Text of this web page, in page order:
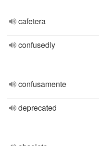
cafetera
confusedly
confusamente
deprecated